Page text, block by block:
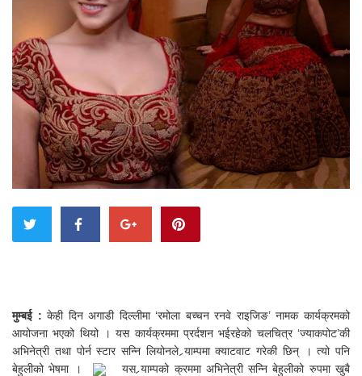
मुम्बई : केही दिन अगाडी दिल्लीमा ‘रमोला बच्चन रनवे राइजिङ’ नामक कार्यक्रमको
आयोजना भएको थियो । यस कार्यक्रममा प्रर्दशन भईरहेको चलचित्र ‘ज्याकपोट’की
अभिनेत्री तथा पोर्न स्टार सन्नि लियोनले र्‍याम्पमा क्याटवाट गरेकी छिन् । त्यो पनि
बेहुलीको भेषमा ।
यस र्‍याम्पको क्रममा अभिनेत्री सन्नि बेहुलीको रुपमा खुबै